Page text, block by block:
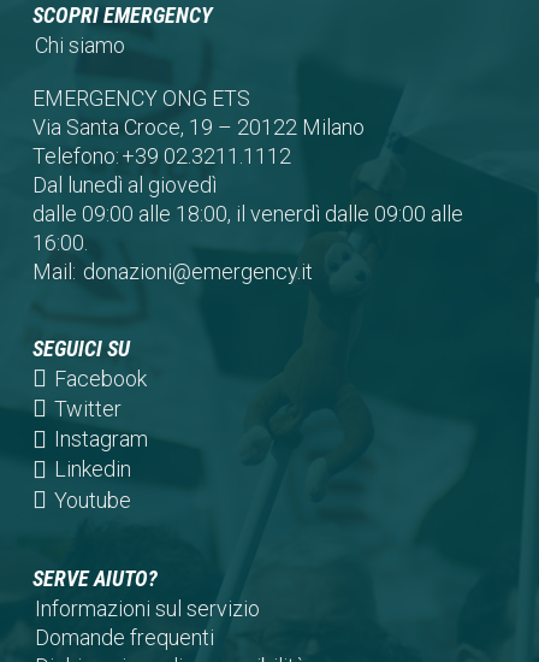
SCOPRI EMERGENCY
Chi siamo
EMERGENCY ONG ETS
Via Santa Croce, 19 – 20122 Milano
Telefono:+39 02.3211.1112
Dal lunedì al giovedì
dalle 09:00 alle 18:00, il venerdì dalle 09:00 alle
16:00.
Mail: donazioni@emergency.it
SEGUICI SU
Facebook(opens
a
Twitter(opens
in
a
new
Instagram(opens
Linkedin(opens
in
tab)
Youtube(opens
new
tab)
SERVE AIUTO?
Informazioni sul servizio
Domande frequenti